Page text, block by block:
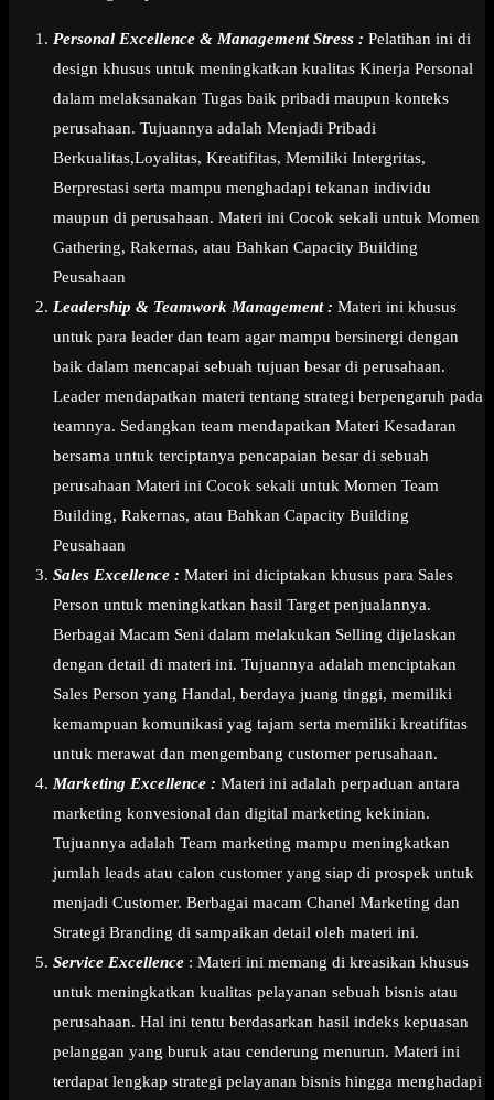
Personal Excellence & Management Stress : Pelatihan ini di
design khusus untuk meningkatkan kualitas Kinerja Personal
dalam melaksanakan Tugas baik pribadi maupun konteks
perusahaan. Tujuannya adalah Menjadi Pribadi
Berkualitas,Loyalitas, Kreatifitas, Memiliki Intergritas,
Berprestasi serta mampu menghadapi tekanan individu
maupun di perusahaan. Materi ini Cocok sekali untuk Momen
Gathering, Rakernas, atau Bahkan Capacity Building
Peusahaan
Leadership & Teamwork Management : Materi ini khusus
untuk para leader dan team agar mampu bersinergi dengan
baik dalam mencapai sebuah tujuan besar di perusahaan.
Leader mendapatkan materi tentang strategi berpengaruh pada
teamnya. Sedangkan team mendapatkan Materi Kesadaran
bersama untuk terciptanya pencapaian besar di sebuah
perusahaan Materi ini Cocok sekali untuk Momen Team
Building, Rakernas, atau Bahkan Capacity Building
Peusahaan
Sales Excellence : Materi ini diciptakan khusus para Sales
Person untuk meningkatkan hasil Target penjualannya.
Berbagai Macam Seni dalam melakukan Selling dijelaskan
dengan detail di materi ini. Tujuannya adalah menciptakan
Sales Person yang Handal, berdaya juang tinggi, memiliki
kemampuan komunikasi yag tajam serta memiliki kreatifitas
untuk merawat dan mengembang customer perusahaan.
Marketing Excellence : Materi ini adalah perpaduan antara
marketing konvesional dan digital marketing kekinian.
Tujuannya adalah Team marketing mampu meningkatkan
jumlah leads atau calon customer yang siap di prospek untuk
menjadi Customer. Berbagai macam Chanel Marketing dan
Strategi Branding di sampaikan detail oleh materi ini.
Service Excellence : Materi ini memang di kreasikan khusus
untuk meningkatkan kualitas pelayanan sebuah bisnis atau
perusahaan. Hal ini tentu berdasarkan hasil indeks kepuasan
pelanggan yang buruk atau cenderung menurun. Materi ini
terdapat lengkap strategi pelayanan bisnis hingga menghadapi